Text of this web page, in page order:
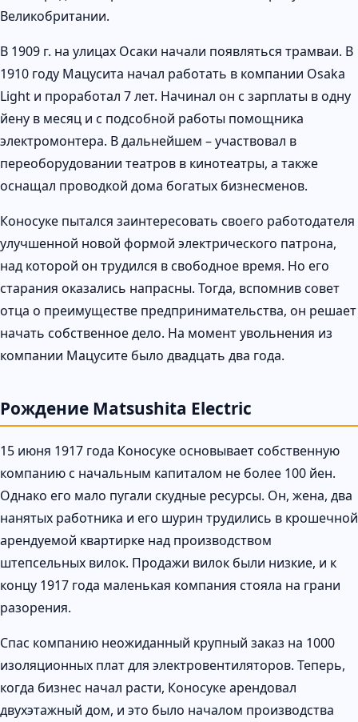
Великобритании.
В 1909 г. на улицах Осаки начали появляться трамваи. В
1910 году Мацусита начал работать в компании Osaka
Light и проработал 7 лет. Начинал он с зарплаты в одну
йену в месяц и с подсобной работы помощника
электромонтера. В дальнейшем – участвовал в
переоборудовании театров в кинотеатры, а также
оснащал проводкой дома богатых бизнесменов.
Коносуке пытался заинтересовать своего работодателя
улучшенной новой формой электрического патрона,
над которой он трудился в свободное время. Но его
старания оказались напрасны. Тогда, вспомнив совет
отца о преимуществе предпринимательства, он решает
начать собственное дело. На момент увольнения из
компании Мацусите было двадцать два года.
Рождение Matsushita Electric
15 июня 1917 года Коносуке основывает собственную
компанию с начальным капиталом не более 100 йен.
Однако его мало пугали скудные ресурсы. Он, жена, два
нанятых работника и его шурин трудились в крошечной
арендуемой квартирке над производством
штепсельных вилок. Продажи вилок были низкие, и к
концу 1917 года маленькая компания стояла на грани
разорения.
Спас компанию неожиданный крупный заказ на 1000
изоляционных плат для электровентиляторов. Теперь,
когда бизнес начал расти, Коносуке арендовал
двухэтажный дом, и это было началом производства